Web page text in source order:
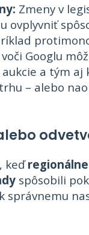
Zmeny v
ovplyvniť
Googlu
a tým aj
– alebo
keď
spôsobili
správnemu